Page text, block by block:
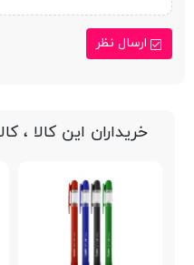
ارسال نظر
خریداران این کالا ،